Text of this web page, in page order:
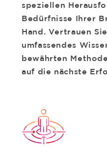
speziellen
Bedürfnisse Ihrer
Hand. Vertrauen
umfassendes
bewährten
auf die nächste